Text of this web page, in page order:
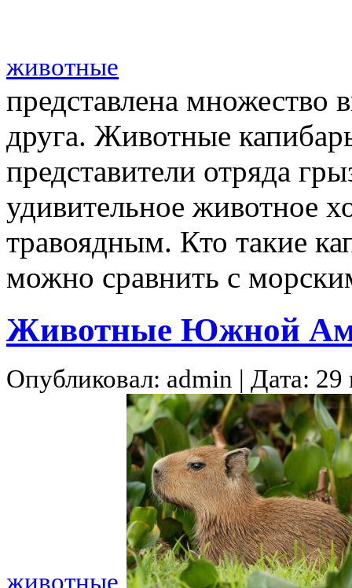
животные
представлена множество
друга. Животные
представители отряда
удивительное животное
травоядным. Кто такие
можно сравнить с
Животные Южной
Опубликовал: admin | Дата:
животные